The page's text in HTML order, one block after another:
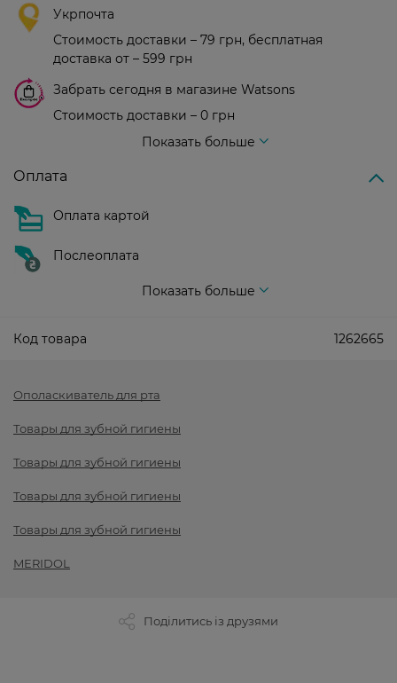
Укрпочта
Стоимость доставки – 79 грн, бесплатная
доставка от – 599 грн
Забрать сегодня в магазине Watsons
Стоимость доставки – 0 грн
Показать больше
Оплата
Оплата картой
Послеоплата
Показать больше
Код товара 1262665
Ополаскиватель для рта
Товары для зубной гигиены
Товары для зубной гигиены
Товары для зубной гигиены
Товары для зубной гигиены
MERIDOL
Поділитись із друзями